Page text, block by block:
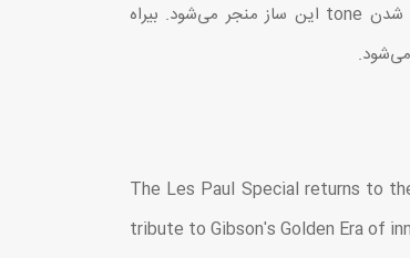
Mahogany توپُر ولی نسبتا سَبُک، به "خاص‌تر" شدن tone این ساز منجر می‌شود. بیراه
The Les Paul Special returns to
tribute to Gibson's Golden Era of